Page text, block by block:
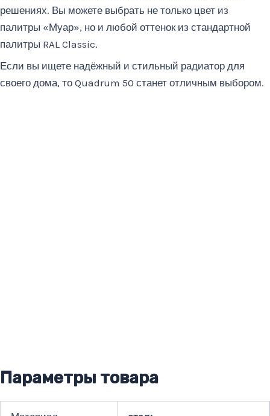
решениях. Вы можете выбрать не только цвет из
палитры «Муар», но и любой оттенок из стандартной
палитры RAL Classic.
Если вы ищете надёжный и стильный радиатор для
своего дома, то Quadrum 50 станет отличным выбором.
Параметры товара